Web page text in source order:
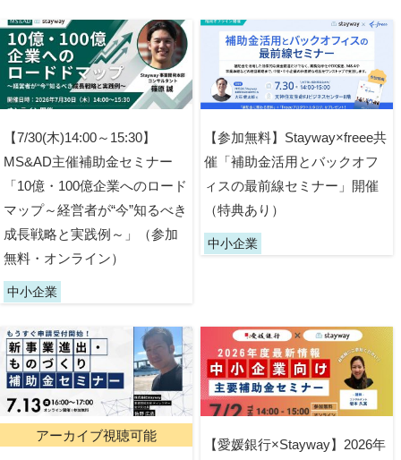
【7/30(木)14:00～15:30】
MS&AD主催補助金セミナー
「10億・100億企業へのロード
マップ～経営者が“今”知るべき
成長戦略と実践例～」（参加
無料・オンライン）
中小企業
【参加無料】Stayway×freee共
催「補助金活用とバックオフ
ィスの最前線セミナー」開催
（特典あり）
中小企業
アーカイブ視聴可能
【愛媛銀行×Stayway】2026年